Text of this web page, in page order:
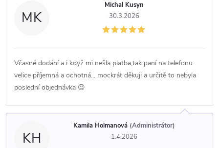
MK
Michal Kusyn
30.3.2026
Včasné dodání a i když mi nešla platba,tak paní na telefonu
velice příjemná a ochotná... mockrát děkuji a určitě to nebyla
poslední objednávka 😉
KH
Kamila Holmanová (Administrátor)
1.4.2026